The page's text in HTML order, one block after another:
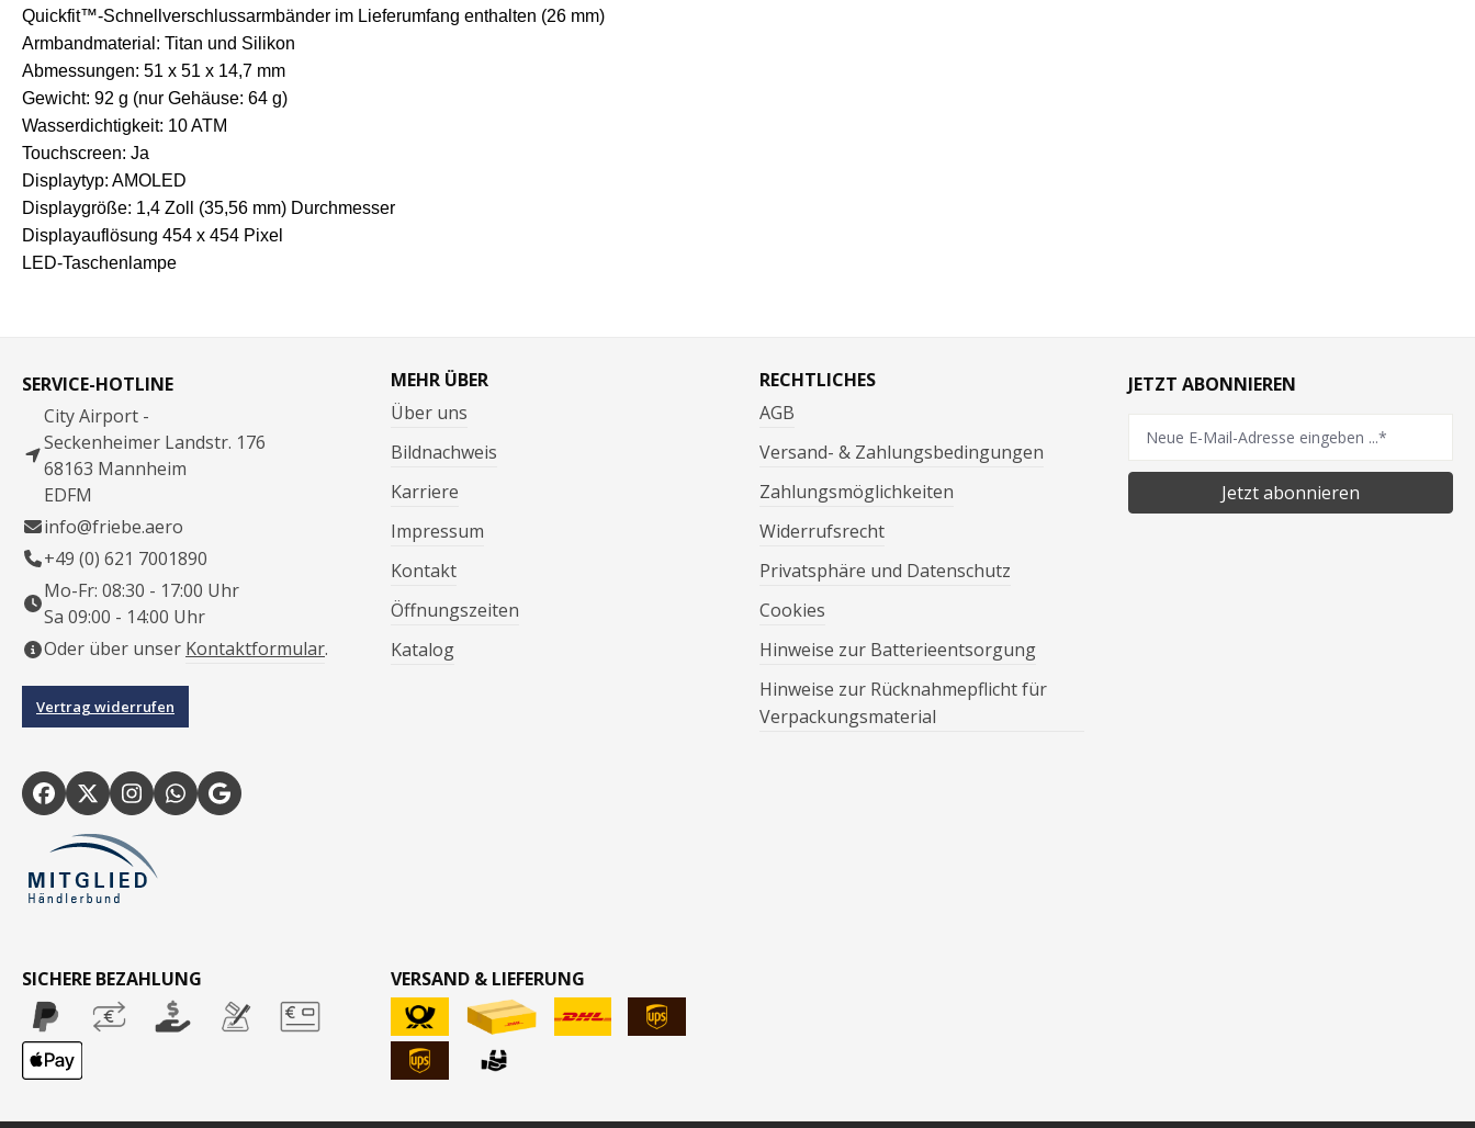
Quickfit™-Schnellverschlussarmbänder im Lieferumfang enthalten (26 mm)
Armbandmaterial: Titan und Silikon
Abmessungen: 51 x 51 x 14,7 mm
Gewicht: 92 g (nur Gehäuse: 64 g)
Wasserdichtigkeit: 10 ATM
Touchscreen: Ja
Displaytyp: AMOLED
Displaygröße: 1,4 Zoll (35,56 mm) Durchmesser
Displayauflösung 454 x 454 Pixel
LED-Taschenlampe
SERVICE-HOTLINE
City Airport -
Seckenheimer Landstr. 176
68163 Mannheim
EDFM
info@friebe.aero
+49 (0) 621 7001890
Mo-Fr: 08:30 - 17:00 Uhr
Sa 09:00 - 14:00 Uhr
Oder über unser Kontaktformular.
Vertrag widerrufen
MEHR ÜBER
Über uns
Bildnachweis
Karriere
Impressum
Kontakt
Öffnungszeiten
Katalog
RECHTLICHES
AGB
Versand- & Zahlungsbedingungen
Zahlungsmöglichkeiten
Widerrufsrecht
Privatsphäre und Datenschutz
Cookies
Hinweise zur Batterieentsorgung
Hinweise zur Rücknahmepflicht für
Verpackungsmaterial
JETZT ABONNIEREN
Jetzt abonnieren
SICHERE BEZAHLUNG VERSAND & LIEFERUNG